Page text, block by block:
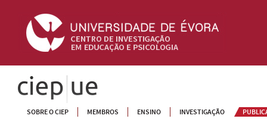
CIEP
SOBRE O CIEP MEMBROS ENSINO INVESTIGAÇÃO